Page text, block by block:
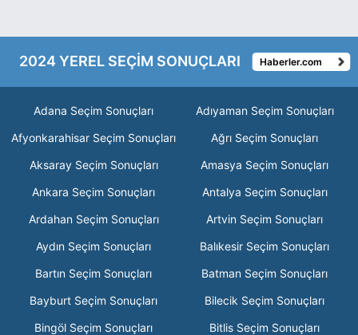
2024 YEREL SEÇİM SONUÇLARI Haberler.com
Adana Seçim Sonuçları
Adıyaman Seçim Sonuçları
Afyonkarahisar Seçim Sonuçları
Ağrı Seçim Sonuçları
Aksaray Seçim Sonuçları
Amasya Seçim Sonuçları
Ankara Seçim Sonuçları
Antalya Seçim Sonuçları
Ardahan Seçim Sonuçları
Artvin Seçim Sonuçları
Aydın Seçim Sonuçları
Balıkesir Seçim Sonuçları
Bartın Seçim Sonuçları
Batman Seçim Sonuçları
Bayburt Seçim Sonuçları
Bilecik Seçim Sonuçları
Bingöl Seçim Sonuçları
Bitlis Seçim Sonuçları